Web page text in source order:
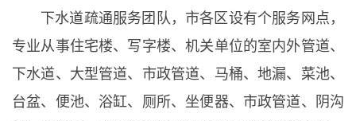
下水道疏通服务团队，市各区设有个服务网点，
专业从事住宅楼、写字楼、机关单位的室内外管道、
下水道、大型管道、市政管道、马桶、地漏、菜池、
台盆、便池、浴缸、厕所、坐便器、市政管道、阴沟